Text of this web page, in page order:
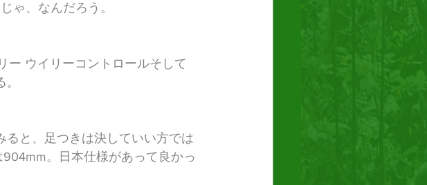
ゃ、なんだろう。
ー ウイリーコントロールそして
ると、足つきは決していい方では
。日本仕様があって良かっ